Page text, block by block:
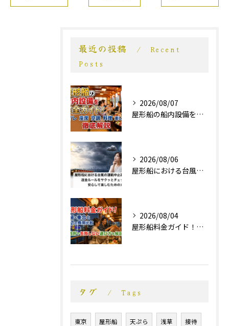
最近の投稿
Recent
Posts
2026/08/07
屋形船の船内設備を完全ガイド！トイレ・座席・空調・料理・楽しみ方まで徹底解説
2026/08/06
屋形船における台風の運航中止基準や返金ルールをサクッとチェック！安心して楽しむためのガイド
2026/08/04
屋形船料金ガイド！相場・乗合と貸切の費用比較、人数別で失敗しない選び方を解説
タグ Tags
東京 屋形船 天ぷら 浅草 接待